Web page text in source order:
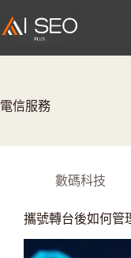
至
容
電信服務
數碼科技
攜號轉台後如何管